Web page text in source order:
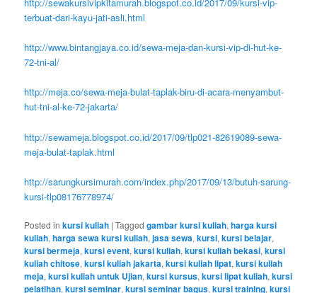
terbuat-dari-kayu-jati-asli.html
http://www.bintangjaya.co.id/sewa-meja-dan-kursi-vip-di-hut-ke-
72-tni-al/
http://meja.co/sewa-meja-bulat-taplak-biru-di-acara-menyambut-
hut-tni-al-ke-72-jakarta/
http://sewameja.blogspot.co.id/2017/09/tlp021-82619089-sewa-
meja-bulat-taplak.html
http://sarungkursimurah.com/index.php/2017/09/13/butuh-sarung-
kursi-tlp08176778974/
Posted in kursi kuliah |Tagged gambar kursi kuliah,harga kursi
kuliah,harga sewa kursi kuliah,jasa sewa,kursi,kursi belajar,
kursi bermeja,kursi event,kursi kuliah,kursi kuliah bekasi,kursi
kuliah chitose,kursi kuliah jakarta,kursi kuliah lipat,kursi kuliah
meja,kursi kuliah untuk Ujian,kursi kursus,kursi lipat kuliah,kursi
pelatihan,kursi seminar,kursi seminar bagus,kursi training,kursi